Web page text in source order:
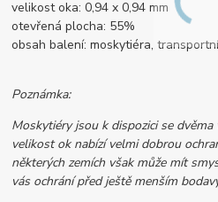
velikost oka: 0,94 x 0,94 mm
otevřená plocha: 55%
obsah balení: moskytiéra,
Poznámka:
Moskytiéry jsou k dispozici se
velikost ok nabízí velmi dobrou
některých zemích však může mít
vás ochrání před ještě menším